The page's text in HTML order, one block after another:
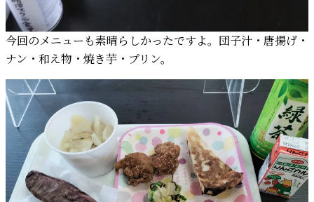
今回のメニューも素晴らしかったですよ。団子汁・唐揚げ・
ナン・和え物・焼き芋・プリン。